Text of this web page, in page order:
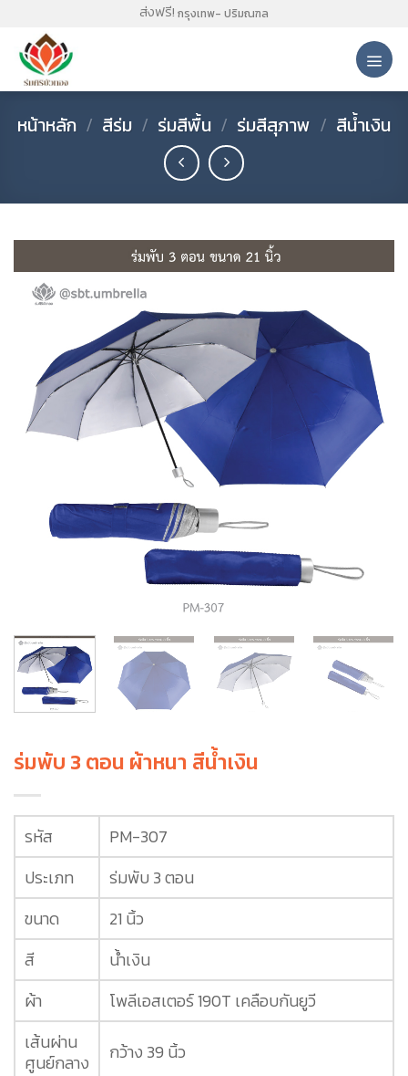
content
ส่งฟรี! กรุงเทพ- ปริมณฑล
หน้าหลัก / สีร่ม / ร่มสีพื้น / ร่มสีสุภาพ / สีน้ำเงิน
ร่มพับ 3 ตอน ผ้าหนา สีน้ำเงิน
รหัส
PM-307
ประเภท
ร่มพับ 3 ตอน
ขนาด
21 นิ้ว
สี
น้ำเงิน
ผ้า
โพลีเอสเตอร์ 190T เคลือบกันยูวี
เส้นผ่าน
ศูนย์กลาง
กว้าง 39 นิ้ว